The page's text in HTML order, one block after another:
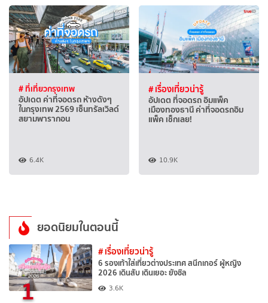
# ที่เที่ยวกรุงเทพ
อัปเดต ค่าที่จอดรถ ห้างดังๆ
ในกรุงเทพ 2569 เซ็นทรัลเวิลด์
สยามพารากอน
6.4K
# เรื่องเที่ยวน่ารู้
อัปเดต ที่จอดรถ อิมแพ็ค
เมืองทองธานี ค่าที่จอดรถอิม
แพ็ค เช็กเลย!
10.9K
ยอดนิยมในตอนนี้
1
# เรื่องเที่ยวน่ารู้
6 รองเท้าใส่เที่ยวต่างประเทศ สนีกเกอร์ ผู้หญิง
2026 เดินสับ เดินเยอะ ยังชิล
3.6K